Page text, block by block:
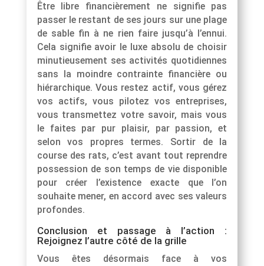
Être libre financièrement ne signifie pas
passer le restant de ses jours sur une plage
de sable fin à ne rien faire jusqu’à l’ennui.
Cela signifie avoir le luxe absolu de choisir
minutieusement ses activités quotidiennes
sans la moindre contrainte financière ou
hiérarchique. Vous restez actif, vous gérez
vos actifs, vous pilotez vos entreprises,
vous transmettez votre savoir, mais vous
le faites par pur plaisir, par passion, et
selon vos propres termes. Sortir de la
course des rats, c’est avant tout reprendre
possession de son temps de vie disponible
pour créer l’existence exacte que l’on
souhaite mener, en accord avec ses valeurs
profondes.
Conclusion et passage à l’action :
Rejoignez l’autre côté de la grille
Vous êtes désormais face à vos